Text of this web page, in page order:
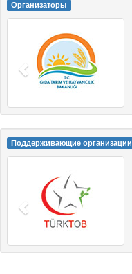
Oрганизаторы
Поддерживающие организации